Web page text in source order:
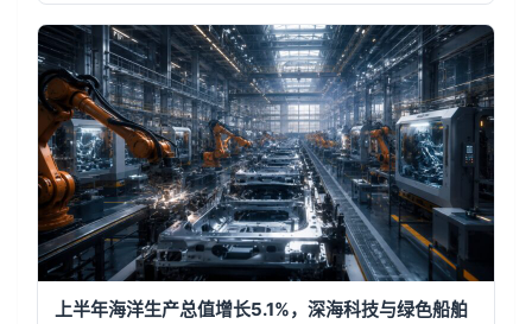
上半年海洋生产总值增长5.1%，深海科技与绿色船舶